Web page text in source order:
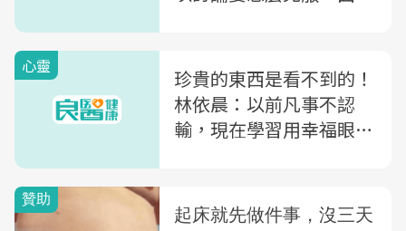
心靈
珍貴的東西是看不到的！
林依晨：以前凡事不認
輸，現在學習用幸福眼光